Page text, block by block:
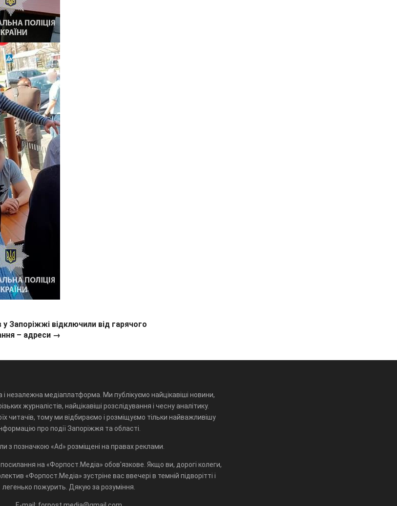
у Запоріжжі відключили від гарячого
– адреси →
і незалежна медіаплатформа. Ми публікуємо найцікавіші новини,
журналістів, найцікавіші розслідування і чесну аналітику.
читачів, тому ми відбираємо і розміщуємо тільки найважливішу
про події Запоріжжя та області.
з позначкою «Ad» розміщені на правах реклами.
посилання на «Форпост.Медіа» обов'язкове. Якщо ви, дорогі колеги,
«Форпост.Медіа» зустріне вас ввечері в темній підворітті і
легенько пожурить. Дякую за розуміння.